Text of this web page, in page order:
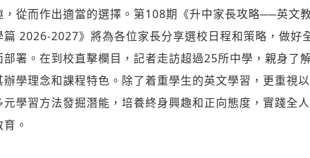
，從而作出適當的選擇。第108期《升中家長攻略──英文
篇 2026-2027》將為各位家長分享選校日程和策略，做好
部署。在到校直擊欄目，記者走訪超過25所中學，親身了
辦學理念和課程特色。除了着重學生的英文學習，更重視以
元學習方法發掘潛能，培養終身興趣和正向態度，實踐全人
育。